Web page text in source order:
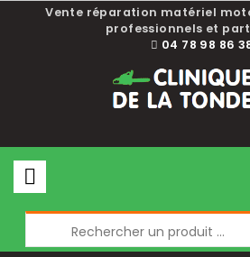
Vente réparation matériel
professionnels et
04 78 98 86